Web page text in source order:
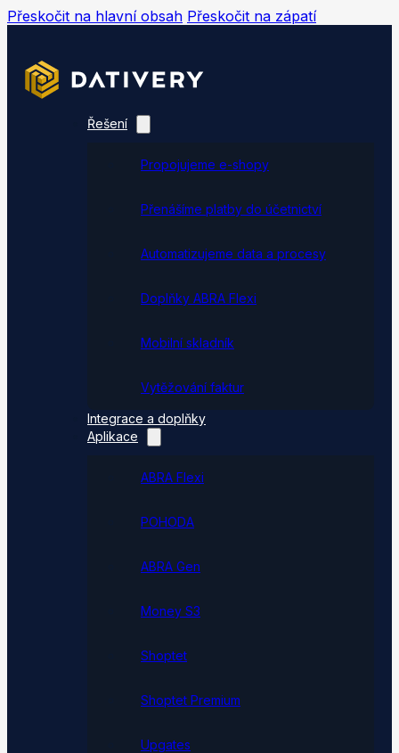
Přeskočit na hlavní obsah Přeskočit na zápatí
Řešení
Propojujeme e-shopy
Přenášíme platby do účetnictví
Automatizujeme data a procesy
Doplňky ABRA Flexi
Mobilní skladník
Vytěžování faktur
Integrace a doplňky
Aplikace
ABRA Flexi
POHODA
ABRA Gen
Money S3
Shoptet
Shoptet Premium
Upgates